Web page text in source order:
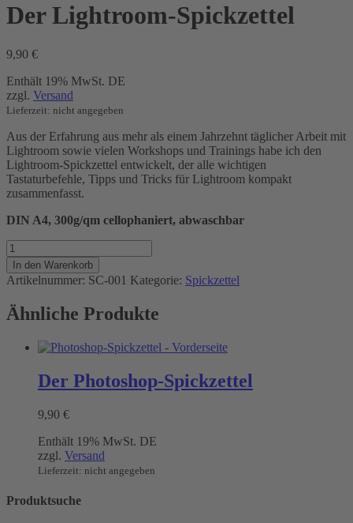
Der Lightroom-Spickzettel
9,90 €
Enthält 19% MwSt. DE
zzgl. Versand
Lieferzeit: nicht angegeben
Aus der Erfahrung aus mehr als einem Jahrzehnt täglicher Arbeit mit
Lightroom sowie vielen Workshops und Trainings habe ich den
Lightroom-Spickzettel entwickelt, der alle wichtigen
Tastaturbefehle, Tipps und Tricks für Lightroom kompakt
zusammenfasst.
DIN A4, 300g/qm cellophaniert, abwaschbar
Der
Lightroom-
Spickzettel
Menge
In den Warenkorb
Artikelnummer: SC-001 Kategorie: Spickzettel
Ähnliche Produkte
Der Photoshop-Spickzettel
9,90 €
Enthält 19% MwSt. DE
zzgl. Versand
Lieferzeit: nicht angegeben
Produktsuche